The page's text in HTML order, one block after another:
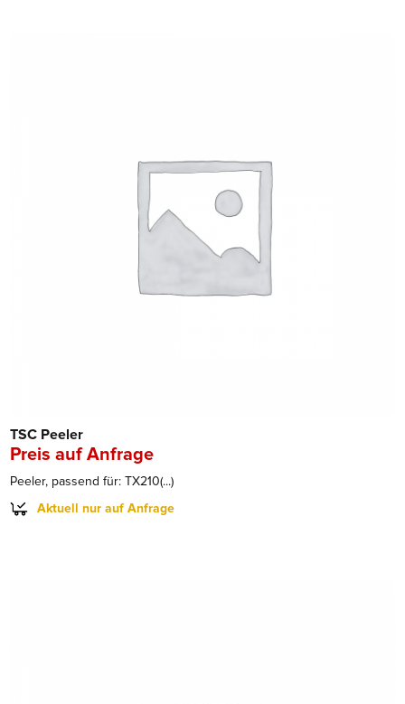
TSC Peeler
Preis auf Anfrage
Peeler, passend für: TX210(...)
Aktuell nur auf Anfrage